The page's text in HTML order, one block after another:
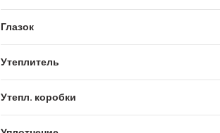
Глазок
Утеплитель
Утепл. коробки